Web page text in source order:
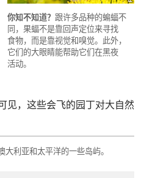
你知不知道？ 跟许多品种的蝙蝠不
同， 果蝠不是靠回声定位来寻找
食物， 而是靠视觉和嗅觉。 此外，
它们的大眼睛能帮助它们在黑夜
活动。
见， 这些会飞的园丁对大自然
大利亚和太平洋的一些岛屿。